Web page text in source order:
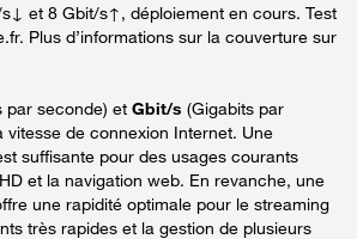
s↓ et 8 Gbit/s↑, déploiement en cours. Test
Plus d’informations sur la couverture sur
par seconde) et Gbit/s (Gigabits par
vitesse de connexion Internet. Une
suffisante pour des usages courants
et la navigation web. En revanche, une
une rapidité optimale pour le streaming
très rapides et la gestion de plusieurs